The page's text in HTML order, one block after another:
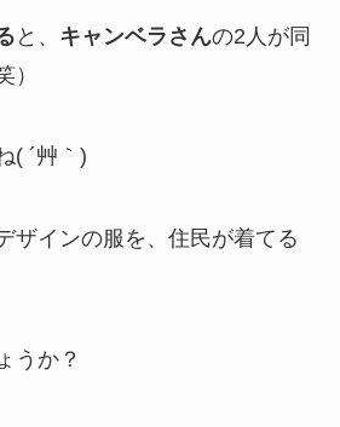
と、 キャンベラさんの2人が同
）
( ´艸｀)
ザインの服を、住民が着てる
うか？